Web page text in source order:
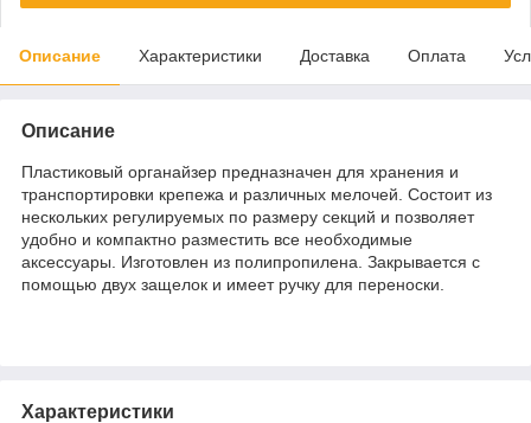
Описание Характеристики Доставка Оплата
Описание
Пластиковый органайзер предназначен для хранения и
транспортировки крепежа и различных мелочей. Состоит из
нескольких регулируемых по размеру секций и позволяет
удобно и компактно разместить все необходимые
аксессуары. Изготовлен из полипропилена. Закрывается с
помощью двух защелок и имеет ручку для переноски.
Характеристики